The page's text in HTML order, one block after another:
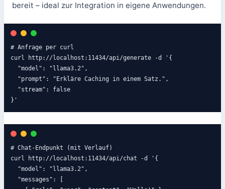
bereit – ideal zur Integration in eigene Anwendungen.
# Anfrage per curl
curl http://localhost:11434/api/generate -d '{
  "model": "llama3.2",
  "prompt": "Erkläre Caching in einem Satz.",
  "stream": false
}'
# Chat-Endpunkt (mit Verlauf)
curl http://localhost:11434/api/chat -d '{
  "model": "llama3.2",
  "messages": [